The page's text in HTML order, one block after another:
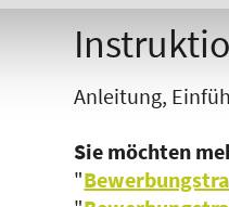
Anleitung,
Sie möchten
"